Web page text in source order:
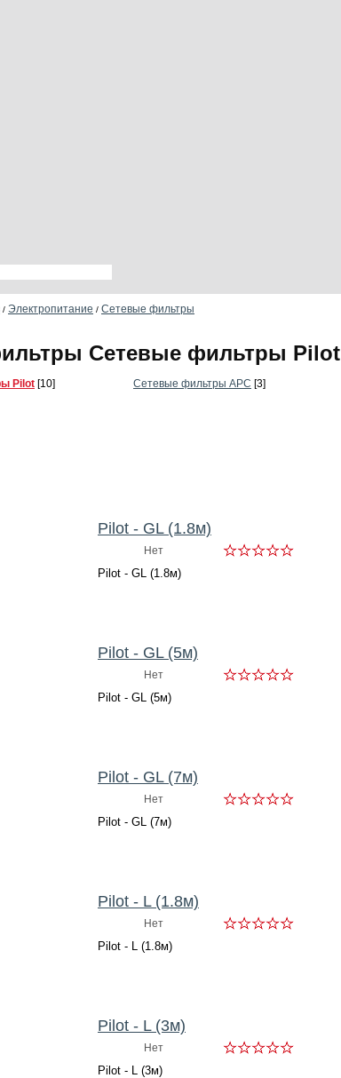
/ Электропитание / Сетевые фильтры
Сетевые фильтры Pilot
Pilot [10] Сетевые фильтры APC [3]
Pilot - GL (1.8м)
Нет
Pilot - GL (1.8м)
Pilot - GL (5м)
Нет
Pilot - GL (5м)
Pilot - GL (7м)
Нет
Pilot - GL (7м)
Pilot - L (1.8м)
Нет
Pilot - L (1.8м)
Pilot - L (3м)
Нет
Pilot - L (3м)